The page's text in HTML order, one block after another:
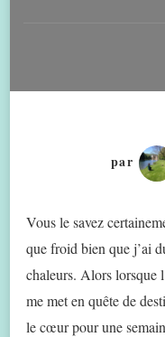
par
Vous le savez
que froid bien que j’ai
chaleurs. Alors lorsque
me met en quête de
le cœur pour une